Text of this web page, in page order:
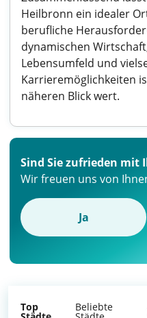
Heilbronn ein idealer
berufliche
dynamischen
Lebensumfeld und
Karrieremöglichkeiten
näheren Blick wert.
Sind Sie zufrieden mit
Wir freuen uns von
Ja
Top Beliebte